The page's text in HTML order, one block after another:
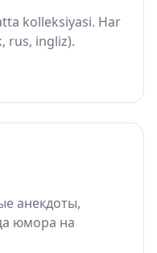
kolleksiyasi. Har
rus, ingliz).
анекдоты,
юмора на